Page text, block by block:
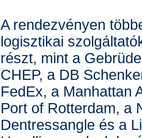
A rendezvényen
logisztikai
részt, mint a
CHEP, a DB
FedEx, a Manhattan
Port of Rotterdam, a
Dentressangle és a